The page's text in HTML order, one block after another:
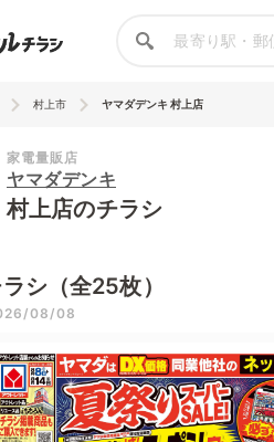
村上市 ヤマダデンキ 村上店
家電量販店
ヤマダデンキ
村上店のチラシ
シ（全25枚）
08/08